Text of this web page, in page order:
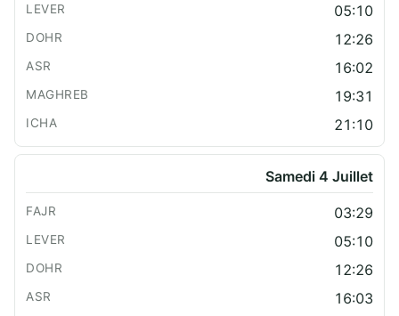
05:10
12:26
16:02
19:31
21:10
Samedi 4 Juillet
03:29
05:10
12:26
16:03